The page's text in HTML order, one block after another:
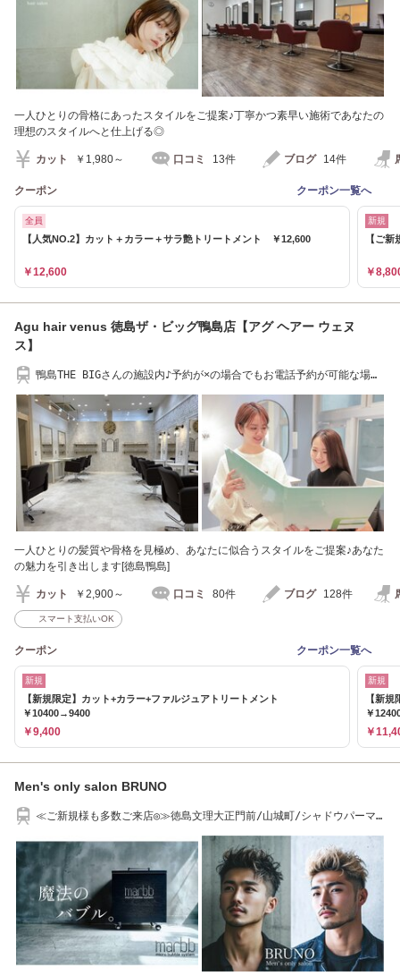
一人ひとりの骨格にあったスタイルをご提案♪丁寧かつ素早い施術であなたの
理想のスタイルへと仕上げる◎
カット ￥1,980～ 口コミ 13件 ブログ 14件
クーポン クーポン一覧へ
全員
【人気NO.2】カット＋カラー＋サラ艶トリートメント ￥12,600
￥12,600
新規
【ご
￥
Agu hair venus 徳島ザ・ビッグ鴨島店【アグ ヘアー ウェヌ
ス】
鴨島THE BIGさんの施設内♪予約が×の場合でもお電話予約が可能な場合
一人ひとりの髪質や骨格を見極め、あなたに似合うスタイルをご提案♪あなた
の魅力を引き出します[徳島鴨島]
カット ￥2,900～ 口コミ 80件 ブログ 128件
スマート支払いOK
クーポン クーポン一覧へ
新規
【新規限定】カット+カラー+ファルジュアトリートメント
￥10400→9400
￥9,400
新規
【新
￥
￥
Men's only salon BRUNO
≪ご新規様も多数ご来店◎≫徳島文理大正門前/山城町/シャドウパーマ/